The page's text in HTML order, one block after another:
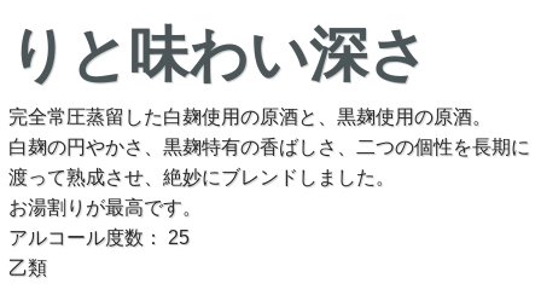
りと味わい深さ
完全常圧蒸留した白麹使用の原酒と、黒麹使用の原酒。
白麹の円やかさ、黒麹特有の香ばしさ、二つの個性を長期に
渡って熟成させ、絶妙にブレンドしました。
お湯割りが最高です。
アルコール度数： 25
乙類